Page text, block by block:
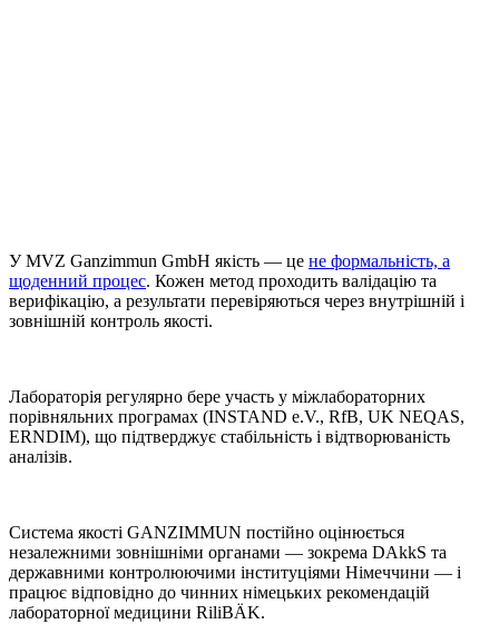
У MVZ Ganzimmun GmbH якість — це не формальність, а
щоденний процес. Кожен метод проходить валідацію та
верифікацію, а результати перевіряються через внутрішній і
зовнішній контроль якості.
Лабораторія регулярно бере участь у міжлабораторних
порівняльних програмах (INSTAND e.V., RfB, UK NEQAS,
ERNDIM), що підтверджує стабільність і відтворюваність
аналізів.
Система якості GANZIMMUN постійно оцінюється
незалежними зовнішніми органами — зокрема DAkkS та
державними контролюючими інституціями Німеччини — і
працює відповідно до чинних німецьких рекомендацій
лабораторної медицини RiliBÄK.